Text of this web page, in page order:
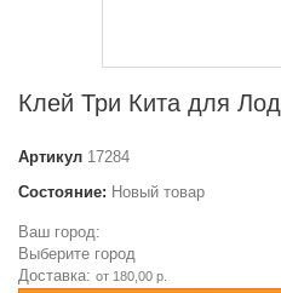
Клей Три Кита для
Артикул 17284
Состояние: Новый товар
Ваш город:
Выберите город
Доставка: от 180,00 р.